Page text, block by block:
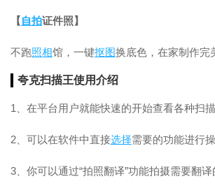
【 自拍证件照】
不跑照相馆，一键抠图换底色，在家制作完
夸克扫描王使用介绍
1、在平台用户就能快速的开始查看各种扫
2、可以在软件中直接选择需要的功能进行
3、你可以通过“拍照翻译”功能拍摄需要翻